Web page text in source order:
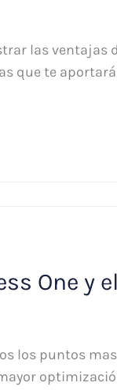
las ventajas
que te
One y
los puntos